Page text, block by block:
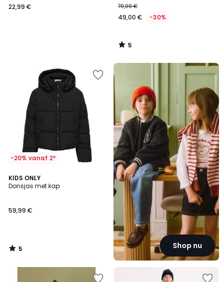
22,99 €
70,00 €
49,00 € -30%
5
/
-20% vanaf 2*
KIDS ONLY
Donsjas met kap
59,99 €
5
/
5
/
Shop nu
Back
To
...